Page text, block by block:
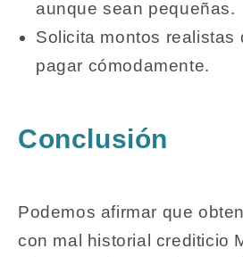
aunque sean pequeñas.
Solicita montos realistas
pagar cómodamente.
Conclusión
Podemos afirmar que
con mal historial crediticio